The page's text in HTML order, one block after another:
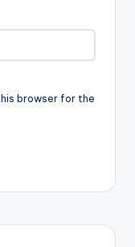
browser for the